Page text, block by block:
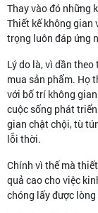
Thay vào đó những
Thiết kế không gian
trọng luôn đáp ứng
Lý do là, vì dần
mua sản phẩm. Họ
với bố trí không
cuộc sống phát
gian chật chội, tù
lỗi thời.
Chính vì thế mà
quả cao cho việc
chóng lấy được